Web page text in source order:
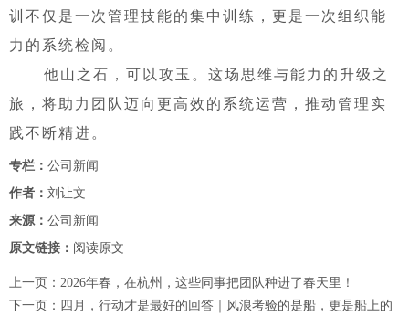
训不仅是一次管理技能的集中训练，更是一次组织能
力的系统检阅。
他山之石，可以攻玉。这场思维与能力的升级之
旅，将助力团队迈向更高效的系统运营，推动管理实
践不断精进。
专栏： 公司新闻
作者： 刘让文
来源： 公司新闻
原文链接： 阅读原文
上一页： 2026年春，在杭州，这些同事把团队种进了春天里！
下一页： 四月，行动才是最好的回答｜风浪考验的是船，更是船上的